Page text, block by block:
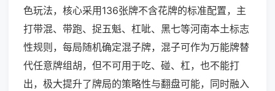
色玩法，核心采用136张牌不含花牌的标准配置，主
打带混、带跑、捉五魁、杠呲、黑七等河南本土标志
性规则，每局随机确定混子牌，混子可作为万能牌替
代任意牌组胡，但不可用于吃、碰、杠，也不能打
出，极大提升了牌局的策略性与翻盘可能，同时融入